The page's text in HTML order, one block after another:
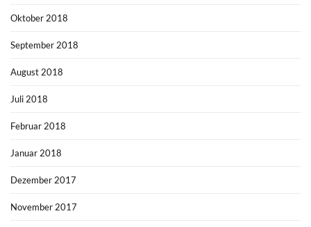
Oktober 2018
September 2018
August 2018
Juli 2018
Februar 2018
Januar 2018
Dezember 2017
November 2017